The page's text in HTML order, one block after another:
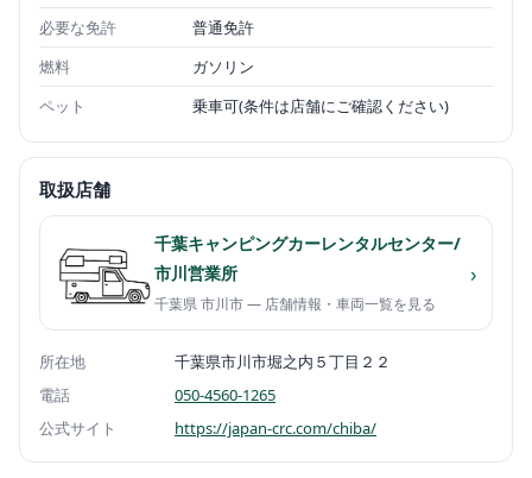
必要な免許
普通免許
燃料
ガソリン
ペット
乗車可(条件は店舗にご確認ください)
取扱店舗
千葉キャンピングカーレンタルセンター/
市川営業所
千葉県 市川市 — 店舗情報・車両一覧を見る
›
所在地
千葉県市川市堀之内５丁目２２
電話
050-4560-1265
公式サイト
https://japan-crc.com/chiba/